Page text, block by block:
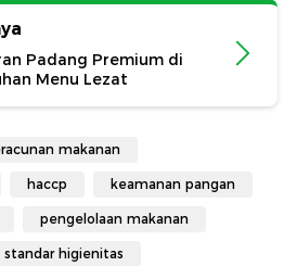
Padang Premium di
Menu Lezat
makanan
haccp keamanan pangan
pengelolaan makanan
standar higienitas